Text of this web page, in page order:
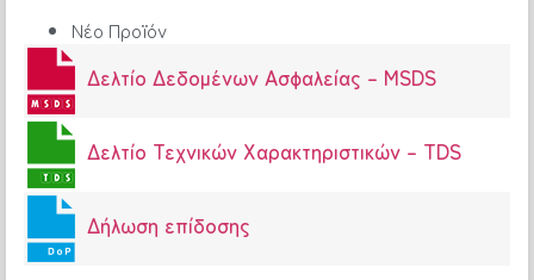
Νέο Προϊόν
Δελτίο Δεδομένων Ασφαλείας – MSDS
Δελτίο Τεχνικών Xαρακτηριστικών – TDS
Δήλωση επίδοσης